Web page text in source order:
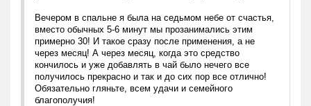
Вечером в спальне я была на седьмом небе от счастья,
вместо обычных 5-6 минут мы прозанимались этим
примерно 30! И такое сразу после применения, а не
через месяц! А через месяц, когда это средство
кончилось и уже добавлять в чай было нечего все
получилось прекрасно и так и до сих пор все отлично!
Обязательно гляньте, всем удачи и семейного
благополучия!